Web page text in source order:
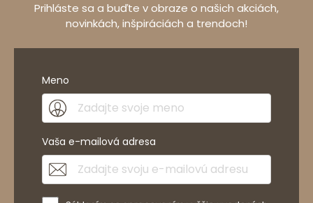
Prihláste sa a buďte v obraze o našich akciách,
novinkách, inšpiráciách a trendoch!
Meno
Vaša e-mailová adresa